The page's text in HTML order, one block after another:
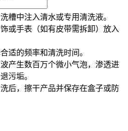
槽中注入清水或专用清洗液。
或手表（如有皮带需拆卸）放入
适的频率和清洗时间。
产生数百万个微小气泡，渗透进
污垢。
洗后，擦干产品并保存在盒子或防